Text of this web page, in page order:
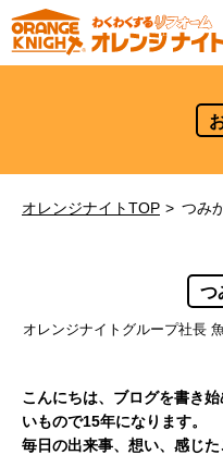
オレンジナイトTOP つみ
つ
オレンジナイトグループ社長
こんにちは、ブログを書き
いもので15年になります。
毎日の出来事、想い、感じ